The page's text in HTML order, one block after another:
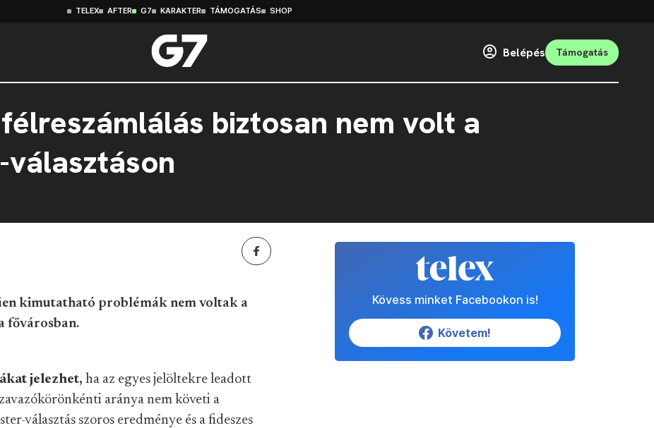
TELEX AFTER G7 KARAKTER TÁMOGATÁS SHOP
Belépés Támogatás
biztosan nem volt a
kimutatható problémák nem voltak a
fővárosban.
jelezhet, ha az egyes jelöltekre leadott
aránya nem követi a
választás szoros eredménye és a fideszes
Kövess minket Facebookon is!
Követem!